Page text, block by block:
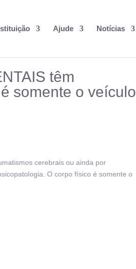
Ajude Notícias
têm
somente o veículo
cerebrais ou ainda por
O corpo físico é somente o